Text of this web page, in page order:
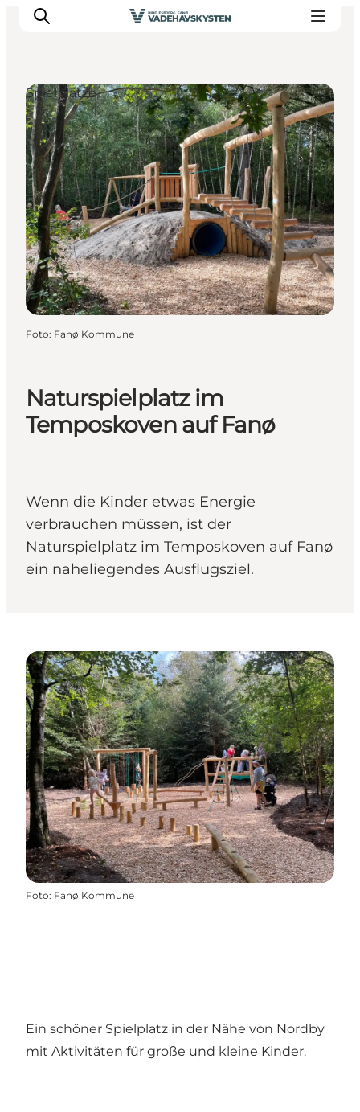
Ribe
Esbjerg
Fanø
Mandø
Wattenmeer
Essen und Schlafen
Veranstaltungen
Naturspielplatz im
Temposkoven auf Fanø
Wenn die Kinder etwas Energie
verbrauchen müssen, ist der
Naturspielplatz im Temposkoven auf Fanø
ein naheliegendes Ausflugsziel.
Spielplätze
Foto: Fanø Kommune
Foto: Fanø Kommune
Ein schöner Spielplatz in der Nähe von Nordby
mit Aktivitäten für große und kleine Kinder.